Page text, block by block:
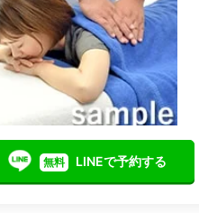
無料 LINEで予約する